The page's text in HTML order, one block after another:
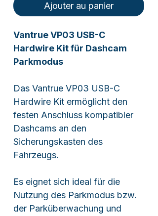
Ajouter au panier
Vantrue VP03 USB-C
Hardwire Kit für Dashcam
Parkmodus
Das Vantrue VP03 USB-C
Hardwire Kit ermöglicht den
festen Anschluss kompatibler
Dashcams an den
Sicherungskasten des
Fahrzeugs.
Es eignet sich ideal für die
Nutzung des Parkmodus bzw.
der Parküberwachung und